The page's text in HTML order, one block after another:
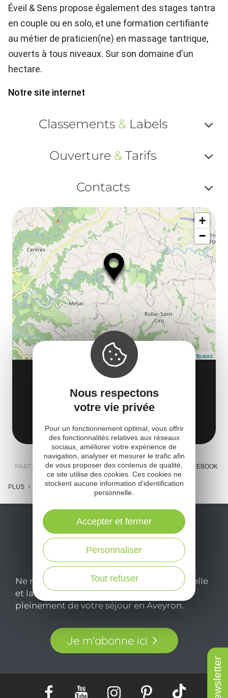
Newsletter
Éveil & Sens propose également des stages tantra
en couple ou en solo, et une formation certifiante
au métier de praticien(ne) en massage tantrique,
ouverts à tous niveaux. Sur son domaine d'un
hectare.
Notre site internet
Classements &Labels
ou
Ouverture & Tarifs
ou
et
Contacts
ou
EVEIL & SENS
39 Route de Bontemps
12120 Rullac-Saint-Cirq
+
−
Leaflet | Map data © OpenStreetMap contributors
PARTAGER : E-MAIL MESSENGER FACEBOOK
PLUS
Ne manquez pas notre newsletter mensuelle
et laissez-vous inspirer pour profiter
pleinement de votre séjour en Aveyron.
Je m'abonne ici
Nous respectons
votre vie privée
Pour un fonctionnement optimal, vous offrir
des fonctionnalités relatives aux réseaux
sociaux, améliorer votre expérience de
navigation, analyser et mesurer le trafic afin
de vous proposer des contenus de qualité,
ce site utilise des cookies. Ces cookies ne
stockent aucune information d'identification
personnelle.
Tout refuser
Personnaliser
Accepter et fermer